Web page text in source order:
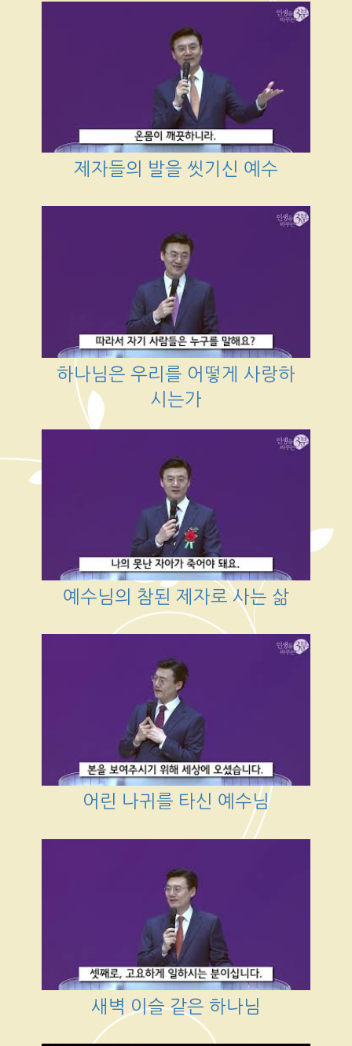
제자들의 발을 씻기신 예수
하나님은 우리를 어떻게 사랑하
시는가
예수님의 참된 제자로 사는 삶
어린 나귀를 타신 예수님
새벽 이슬 같은 하나님